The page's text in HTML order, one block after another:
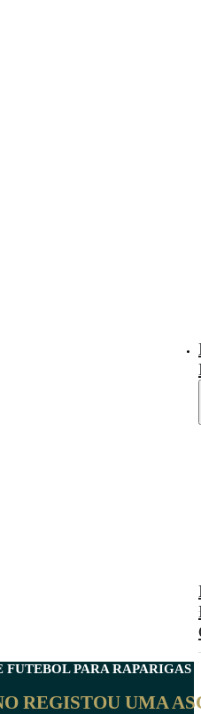
FUTEBOL PARA RAPARIGAS
REGISTOU UMA